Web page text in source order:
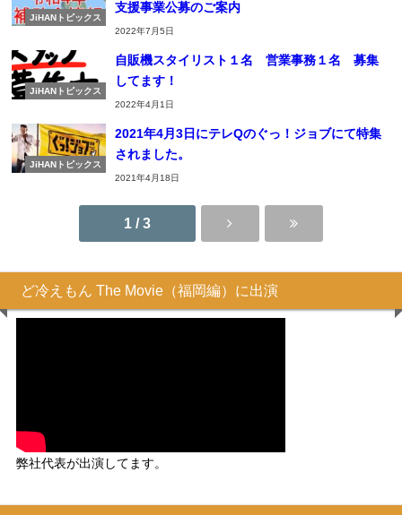
JiHANトピックス
支援事業公募のご案内
2022年7月5日
JiHANトピックス
自販機スタイリスト１名 営業事務１名 募集
してます！
2022年4月1日
JiHANトピックス
2021年4月3日にテレQのぐっ！ジョブにて特集
されました。
2021年4月18日
1 / 3
ど冷えもん The Movie（福岡編）に出演
弊社代表が出演してます。